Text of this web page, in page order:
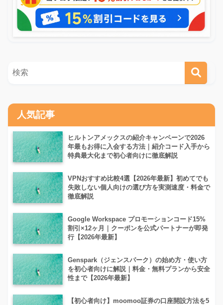
人気記事
ヒルトンアメックスの紹介キャンペーンで2026
年最もお得に入会する方法｜紹介コード入手から
特典最大化まで初心者向けに徹底解説
VPNおすすめ比較4選【2026年最新】初めてでも
失敗しない個人向けの選び方を実測速度・料金で
徹底解説
Google Workspace プロモーションコード15%
割引×12ヶ月｜クーポンを公式パートナーが即発
行【2026年最新】
Genspark（ジェンスパーク）の始め方・使い方
を初心者向けに解説｜料金・無料プランから安全
性まで【2026年最新】
【初心者向け】moomoo証券の口座開設方法を5